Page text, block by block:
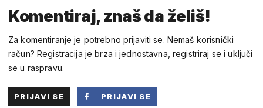
Komentiraj, znaš da želiš!
Za komentiranje je potrebno prijaviti se. Nemaš korisnički
račun? Registracija je brza i jednostavna, registriraj se i uključi
se u raspravu.
PRIJAVI SE
PRIJAVI SE